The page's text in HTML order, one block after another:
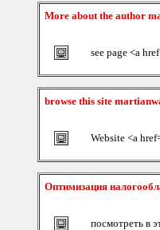
More about the author
see page <a
browse this site
Website <a
Оптимизация
посмотреть в